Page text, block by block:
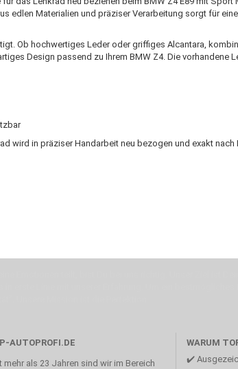
edlen Materialien und präziser Verarbeitung sorgt für
Ob hochwertiges Leder oder griffiges Alcantara,
Design passend zu Ihrem BMW Z4. Die vorhandene
wird in präziser Handarbeit neu bezogen und exakt nach
AUTOPROFI.DE
mehr als 23 Jahren sind wir im Bereich
WARUM
✔️